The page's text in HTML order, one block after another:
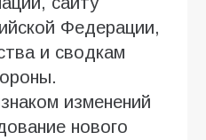
Федерации,
и сводкам
изменений
нового